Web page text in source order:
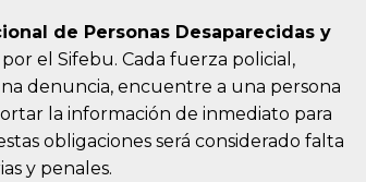
de Personas Desaparecidas y
el Sifebu. Cada fuerza policial,
denuncia, encuentre a una persona
la información de inmediato para
obligaciones será considerado falta
y penales.